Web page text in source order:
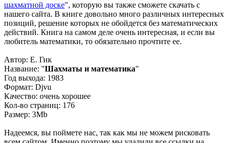
шахматной доске", которую вы также сможете скачать с
нашего сайта. В книге довольно много различных интересных
позиций, решение которых не обойдется без математических
действий. Книга на самом деле очень интересная, и если вы
любитель математики, то обязательно прочтите ее.
Автор: Е. Гик
Название: "Шахматы и математика"
Год выхода: 1983
Формат: Djvu
Качество: очень хорошее
Кол-во страниц: 176
Размер: 3Mb
Надеемся, вы поймете нас, так как мы не можем рисковать